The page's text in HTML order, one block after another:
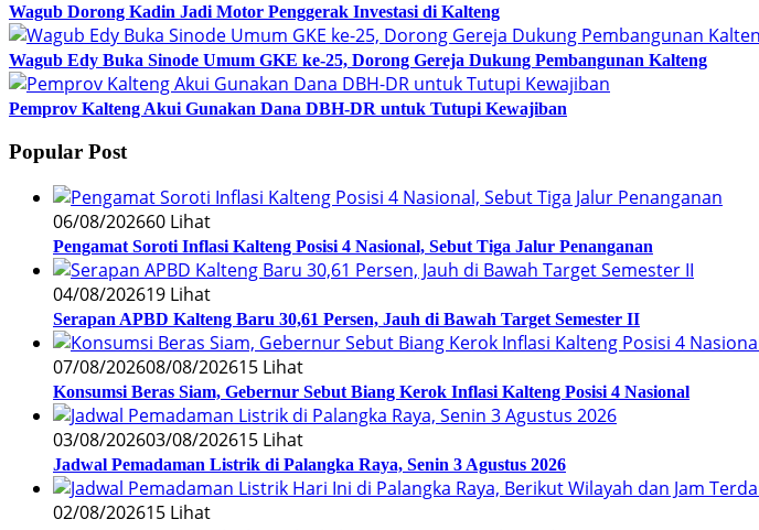
Wagub Dorong Kadin Jadi Motor Penggerak Investasi di Kalteng
Wagub Edy Buka Sinode Umum GKE ke-25, Dorong Gereja Dukung Pembangunan Kalteng
Pemprov Kalteng Akui Gunakan Dana DBH-DR untuk Tutupi Kewajiban
Popular Post
06/08/202660 Lihat
Pengamat Soroti Inflasi Kalteng Posisi 4 Nasional, Sebut Tiga Jalur Penanganan
04/08/202619 Lihat
Serapan APBD Kalteng Baru 30,61 Persen, Jauh di Bawah Target Semester II
07/08/202608/08/202615 Lihat
Konsumsi Beras Siam, Gebernur Sebut Biang Kerok Inflasi Kalteng Posisi 4 Nasional
03/08/202603/08/202615 Lihat
Jadwal Pemadaman Listrik di Palangka Raya, Senin 3 Agustus 2026
02/08/202615 Lihat